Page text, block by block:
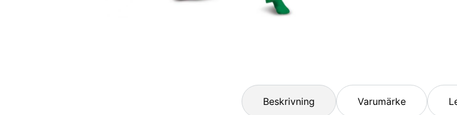
Beskrivning Varumärke